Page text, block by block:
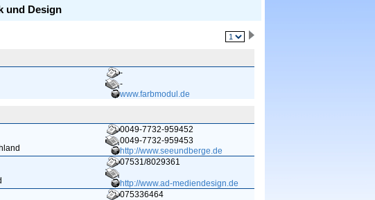
und Design
-
-
www.farbmodul.de
0049-7732-959452
0049-7732-959453
http://www.seeundberge.de
07531/8029361
http://www.ad-mediendesign.de
075336464